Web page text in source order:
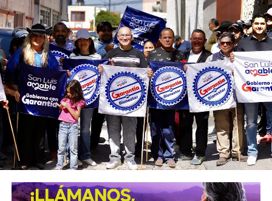
El músico se ha desarrollado en géneros como
electrónica, techno y house desde el año 2016, con
presentaciones en centros nocturnos de la capital
potosina, así como otros estados del país.Mientras que
de acuerdo a su perfil de Soundcloud, Carballo se
caracteriza “por su particular técnica de mezcla
carisma, selección de track’s y sobre todo por su
manera de transmitir energía dentro de la cabina y
envolver a su público”.